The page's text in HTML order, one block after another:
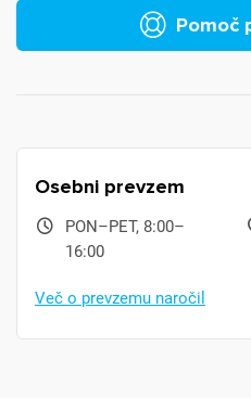
Pomoč
Osebni prevzem
PON–PET, 8:00–
16:00
Več o prevzemu naročil
Za dodajanje na seznam želja